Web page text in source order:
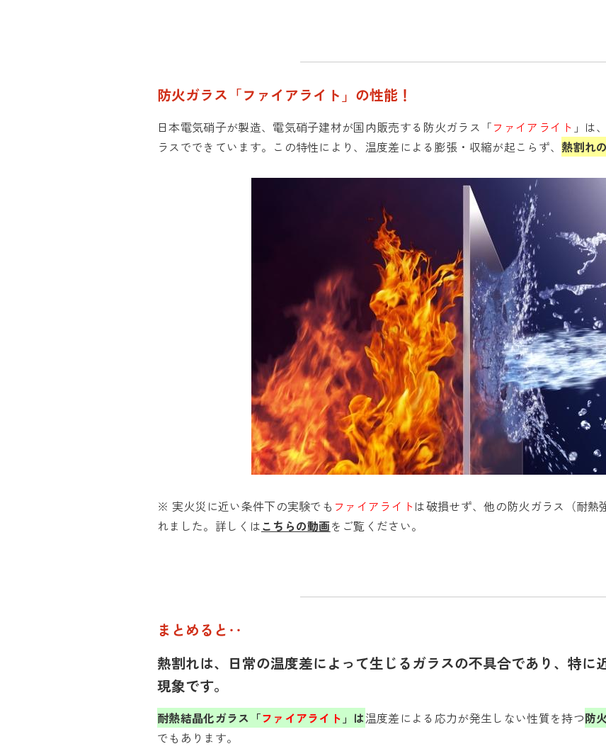
防火ガラス「ファイアライト」の性能！
日本電気硝子が製造、電気硝子建材が国内販売する防火ガラス「ファイアライト 」は
ラスでできています。この特性により、温度差による膨張・収縮が起こらず、熱割れ
※ 実火災に近い条件下の実験でも ファイアライトは破損せず、他の防火ガラス（耐
れました。詳しくはこちらの動画をご覧ください。
まとめると‥
熱割れは、日常の温度差によって生じるガラスの不具合であり、特に
現象です。
耐熱結晶化ガラス「ファイアライト 」は温度差による応力が発生しない性質を持つ防
でもあります。